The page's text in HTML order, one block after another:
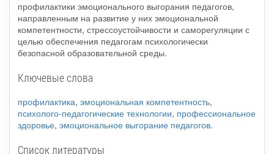
профилактики эмоционального выгорания педагогов,
направленным на развитие у них эмоциональной
компетентности, стрессоустойчивости и саморегуляции с
целью обеспечения педагогам психологически
безопасной образовательной среды.
Ключевые слова
профилактика, эмоциональная компетентность,
психолого-педагогические технологии, профессиональное
здоровье, эмоциональное выгорание педагогов.
Список литературы